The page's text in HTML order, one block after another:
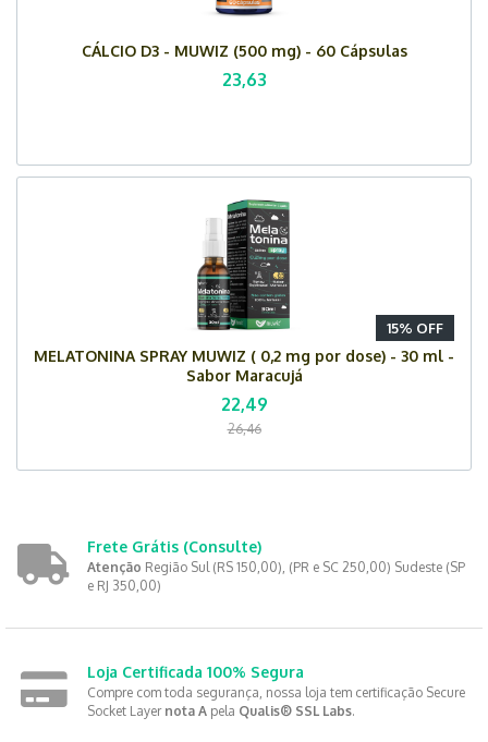
CÁLCIO D3 - MUWIZ (500 mg) - 60 Cápsulas
23,63
15% OFF
MELATONINA SPRAY MUWIZ ( 0,2 mg por dose) - 30 ml -
Sabor Maracujá
22,49
26,46
Frete Grátis (Consulte)
Atenção Região Sul (RS 150,00), (PR e SC 250,00) Sudeste (SP
e RJ 350,00)
Loja Certificada 100% Segura
Compre com toda segurança, nossa loja tem certificação Secure
Socket Layer nota A pela Qualis® SSL Labs.